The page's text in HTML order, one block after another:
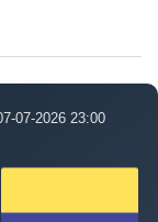
07-2026 23:00